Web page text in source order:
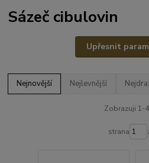
Sázeč cibulovin
Upřesnit
Nejnovější Nejlevnější
Zobrazuji 1-
strana